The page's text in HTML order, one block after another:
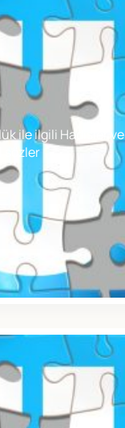
ile ilgili Hadisler ve
sözler